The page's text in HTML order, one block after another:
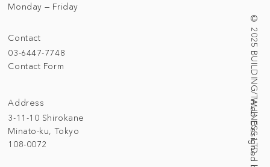
Address
3-11-10 Shirokane
Minato-ku, Tokyo
108-0072
© 2025 BUILDING/TALLNESS LTD.
Contact
03-6447-7748
Contact Form
Monday — Friday